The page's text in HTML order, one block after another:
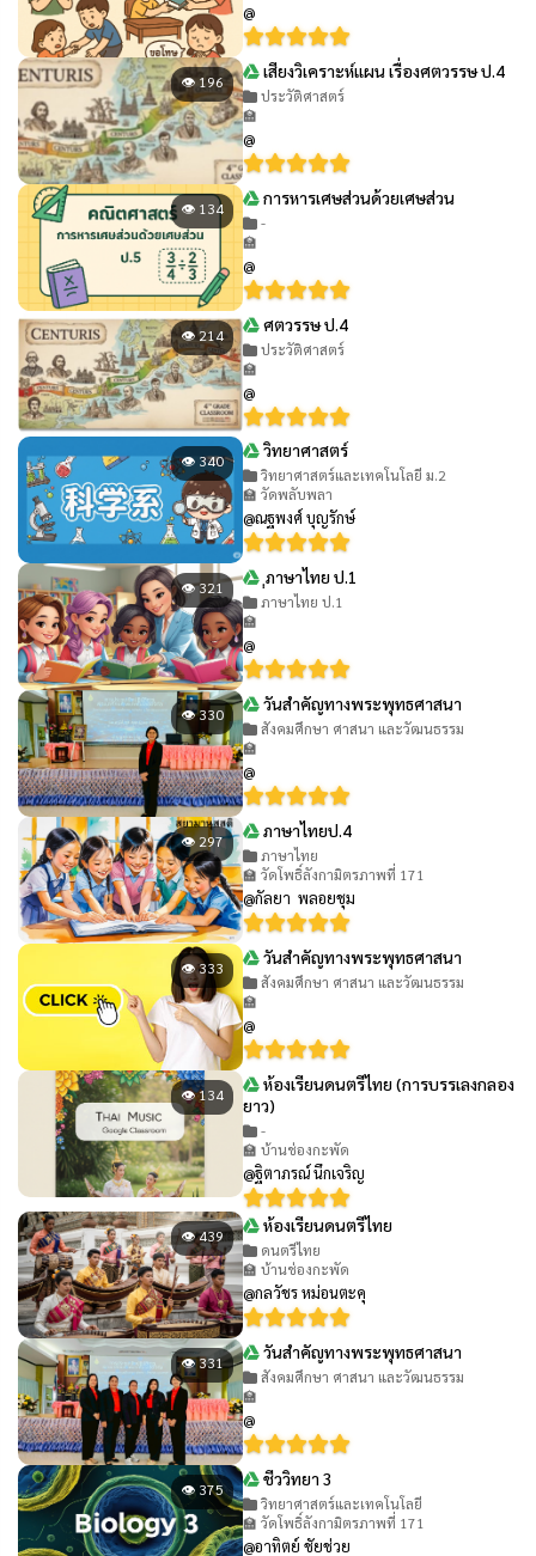
@
👁 196 เสียงวิเคราะห์แผน เรื่องศตวรรษ ป.4
ประวัติศาสตร์
🏫
@
👁 134 การหารเศษส่วนด้วยเศษส่วน
-
🏫
@
👁 214 ศตวรรษ ป.4
ประวัติศาสตร์
🏫
@
👁 340 วิทยาศาสตร์
วิทยาศาสตร์และเทคโนโลยี ม.2
🏫 วัดพลับพลา
@ณฐพงศ์ บุญรักษ์
👁 321 ฺฺภาษาไทย ป.1
ภาษาไทย ป.1
🏫
@
👁 330 วันสำคัญทางพระพุทธศาสนา
สังคมศึกษา ศาสนา และวัฒนธรรม
🏫
@
👁 297 ภาษาไทยป.4
ภาษาไทย
🏫 วัดโพธิ์ลังกามิตรภาพที่ 171
@กัลยา พลอยชุม
👁 333 วันสำคัญทางพระพุทธศาสนา
สังคมศึกษา ศาสนา และวัฒนธรรม
🏫
@
👁 134
ห้องเรียนดนตรีไทย (การบรรเลงกลอง
ยาว)
-
🏫 บ้านช่องกะพัด
@ฐิตาภรณ์ นึกเจริญ
👁 439 ห้องเรียนดนตรีไทย
ดนตรีไทย
🏫 บ้านช่องกะพัด
@กลวัชร หม่อนตะคุ
👁 331 วันสำคัญทางพระพุทธศาสนา
สังคมศึกษา ศาสนา และวัฒนธรรม
🏫
@
👁 375 ชีววิทยา 3
วิทยาศาสตร์และเทคโนโลยี
🏫 วัดโพธิ์ลังกามิตรภาพที่ 171
@อาทิตย์ ชัยช่วย